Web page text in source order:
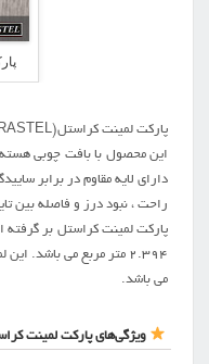
پارکت لمینت کراستل(CRASTEL) محصول کشور چین تحت لیسانس آلمان می باشد . پارکت کراستل دارای ضریب سایشی AC4/32 مناسب برای مکانهای پر تردد و دارای روکش های مات و براق می باشد.
دارای لایه مقاوم در برابر
راحت ، نبود درز و فاصله بین
می باشد.
ویژگی‌های پارکت لمینت